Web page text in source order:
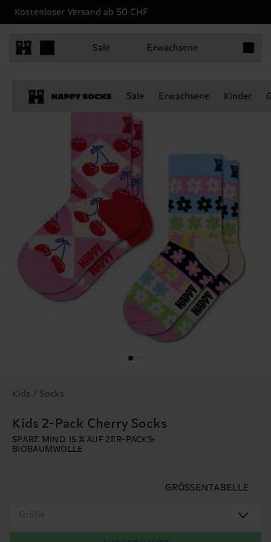
Kostenloser Versand ab 50 CHF
Sale Erwachsene
Sale Erwachsene Kinder
Kids / Socks
Kids 2-Pack Cherry Socks
SPARE MIND. 15 % AUF 2ER-PACKS
BIOBAUMWOLLE
GRÖSSENTABELLE
Größe